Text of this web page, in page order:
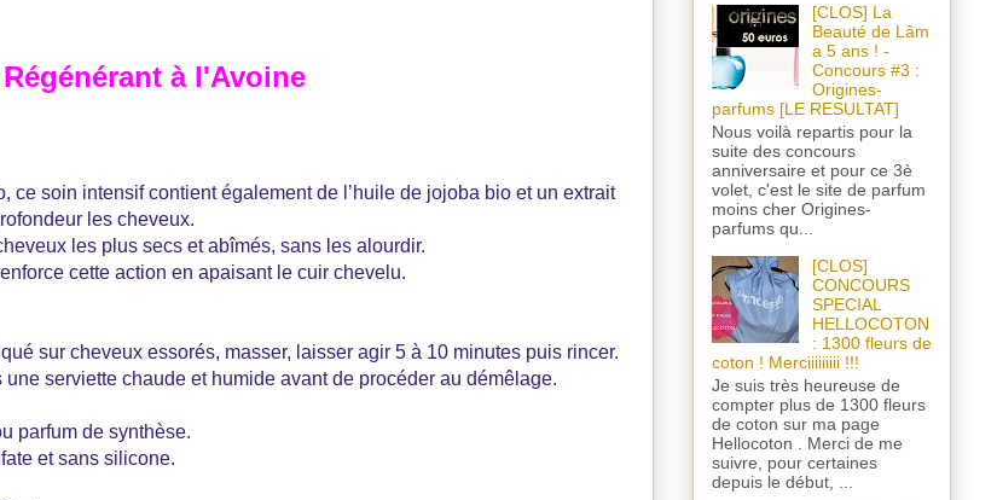
à l'Avoine
ce soin intensif contient également de l’huile de jojoba bio et un extrait
les cheveux.
les plus secs et abîmés, sans les alourdir.
cette action en apaisant le cuir chevelu.
sur cheveux essorés, masser, laisser agir 5 à 10 minutes puis rincer.
serviette chaude et humide avant de procéder au démêlage.
parfum de synthèse.
et sans silicone.
[CLOS] La
Beauté de Lâm
a 5 ans ! -
Concours #3 :
Origines-
parfums [LE RESULTAT]
Nous voilà repartis pour la
suite des concours
anniversaire et pour ce 3è
volet, c'est le site de parfum
moins cher Origines-
parfums qu...
[CLOS]
CONCOURS
SPECIAL
HELLOCOTON
: 1300 fleurs de
coton ! Merciiiiiiiii !!!
Je suis très heureuse de
compter plus de 1300 fleurs
de coton sur ma page
Hellocoton . Merci de me
suivre, pour certaines
depuis le début, ...